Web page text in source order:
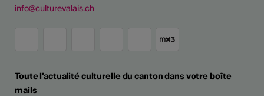
info@culturevalais.ch
Toute l'actualité culturelle du canton dans votre boîte
mails